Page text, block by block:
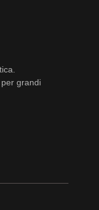
grandi